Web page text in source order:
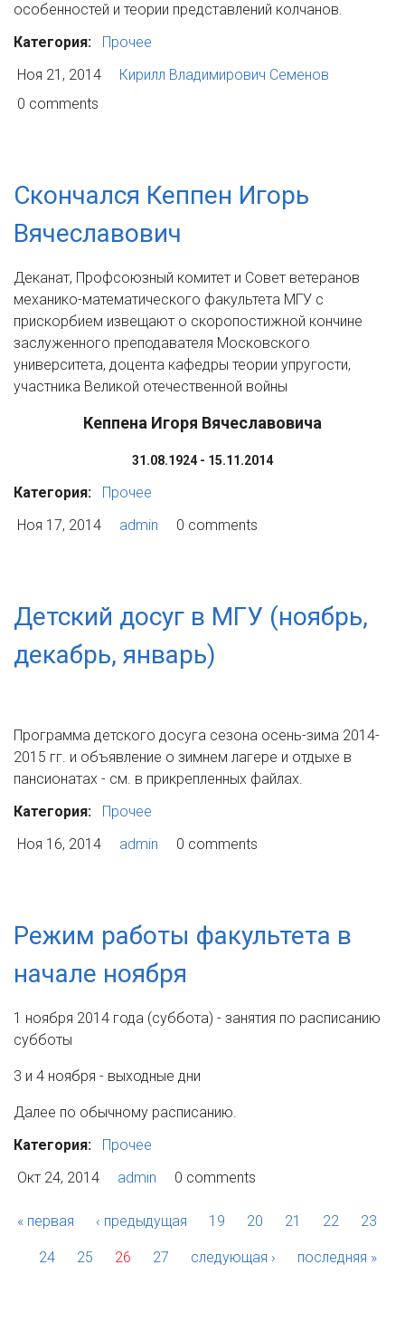
особенностей и теории представлений колчанов.
Категория:
Прочее
Ноя 21, 2014
Кирилл Владимирович Семенов
0 comments
Скончался Кеппен Игорь
Вячеславович
Деканат, Профсоюзный комитет и Совет ветеранов
механико-математического факультета МГУ с
прискорбием извещают о скоропостижной кончине
заслуженного преподавателя Московского
университета, доцента кафедры теории упругости,
участника Великой отечественной войны
Кеппена Игоря Вячеславовича
31.08.1924 - 15.11.2014
Категория:
Прочее
Ноя 17, 2014
admin 0 comments
Детский досуг в МГУ (ноябрь,
декабрь, январь)
Программа детского досуга сезона осень-зима 2014-
2015 гг. и объявление о зимнем лагере и отдыхе в
пансионатах - см. в прикрепленных файлах.
Категория:
Прочее
Ноя 16, 2014
admin 0 comments
Режим работы факультета в
начале ноября
1 ноября 2014 года (суббота) - занятия по расписанию
субботы
3 и 4 ноября - выходные дни
Далее по обычному расписанию.
Категория:
Прочее
Окт 24, 2014
admin 0 comments
« первая ‹ предыдущая 19 20 21 22 23
24 25 26 27 следующая › последняя »